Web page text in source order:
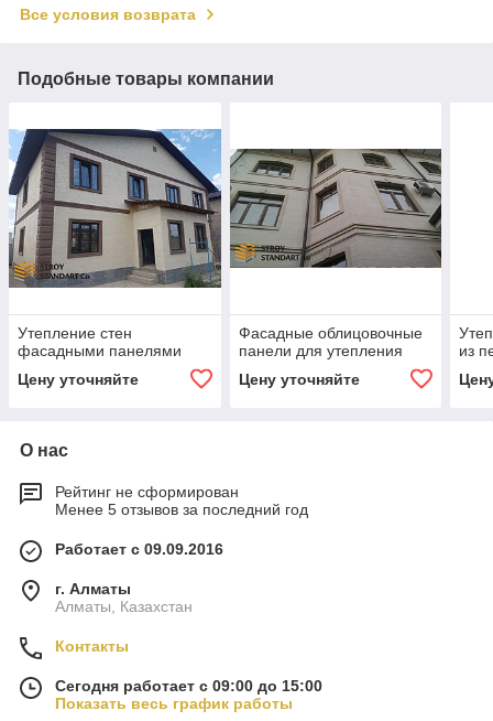
Все условия возврата
Подобные товары компании
Утепление стен
фасадными панелями
Цену уточняйте
Фасадные облицовочные
панели для утепления
Цену уточняйте
из
О нас
Рейтинг не сформирован
Менее 5 отзывов за последний год
Работает с 09.09.2016
г. Алматы
Алматы, Казахстан
Контакты
Сегодня работает с 09:00 до 15:00
Показать весь график работы